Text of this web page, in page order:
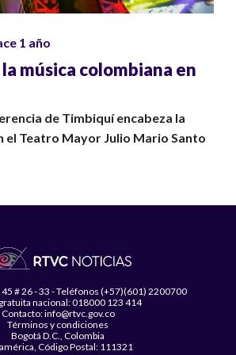
1 año
música colombiana en
de Timbiquí encabeza la
el Teatro Mayor Julio Mario Santo
45 # 26 - 33 - Teléfonos (+57)(601) 2200700
nacional: 018000 123 414
Contacto: info@rtvc.gov.co
Términos y condiciones
Bogotá D.C., Colombia
Código Postal: 111321